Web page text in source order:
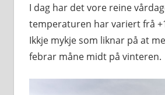
I dag har det vore reine
temperaturen har variert frå
Ikkje mykje som liknar på at
febrar måne midt på vinteren.